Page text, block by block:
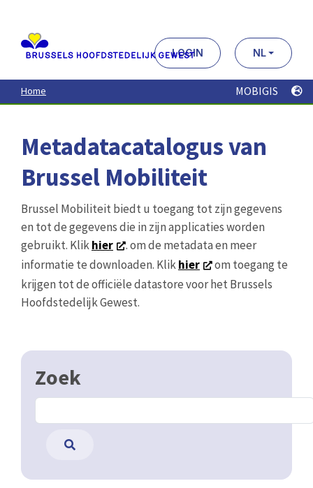
contenu
principal
LOGIN NL
Home MOBIGIS
Metadatacatalogus van
Brussel Mobiliteit
Brussel Mobiliteit biedt u toegang tot zijn gegevens
en tot de gegevens die in zijn applicaties worden
gebruikt. Klikhier
. om de metadata en meer
informatie te downloaden. Klikhier
om toegang te
krijgen tot de officiële datastore voor het Brussels
Hoofdstedelijk Gewest.
Zoek